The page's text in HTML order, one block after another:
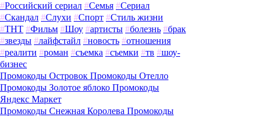
#Российский сериал #Семья #Сериал
#Скандал #Слухи #Спорт #Стиль жизни
#ТНТ #Фильм #Шоу #артисты #болезнь #брак
#звезды #лайфстайл #новость #отношения
#реалити #роман #съемка #съемки #тв #шоу-
бизнес
Промокоды Островок Промокоды Отелло
Промокоды Золотое яблоко Промокоды
Яндекс Маркет
Промокоды Снежная Королева Промокоды